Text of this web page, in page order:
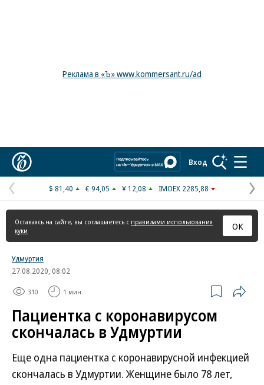
Реклама в «Ъ» www.kommersant.ru/ad
Вход
Предыдущая
страница
$ 81,40 € 94,05 ¥ 12,08 IMOEX 2285,88
Оставаясь на сайте, вы соглашаетесь с правилами использования
куки
ОК
Удмуртия
27.08.2020, 08:02
310 1 мин.
Пациентка с коронавирусом
скончалась в Удмуртии
Еще одна пациентка с коронавирусной инфекцией
скончалась в Удмуртии. Женщине было 78 лет,